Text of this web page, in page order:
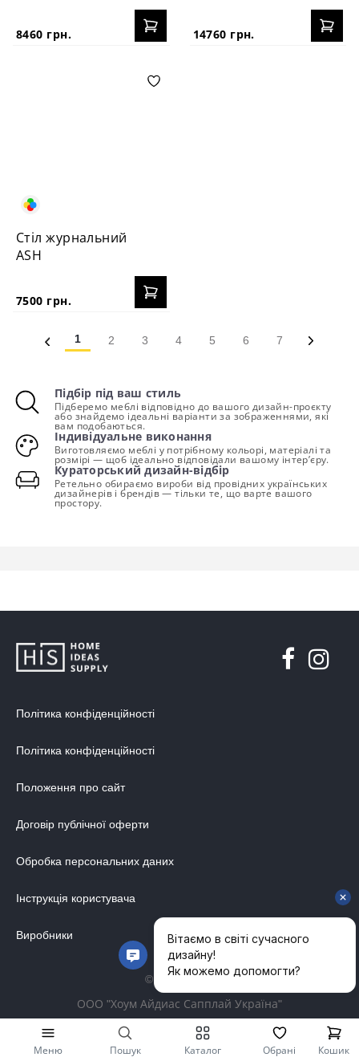
8460 грн. 14760 грн.
Стіл журнальний
ASH
7500 грн.
1 2 3 4 5 6 7
Підбір під ваш стиль
Підберемо меблі відповідно до вашого дизайн-проєкту
або знайдемо ідеальні варіанти за зображеннями, які
вам подобаються.
Індивідуальне виконання
Виготовляємо меблі у потрібному кольорі, матеріалі та
розмірі — щоб ідеально відповідали вашому інтер’єру.
Кураторський дизайн-відбір
Ретельно обираємо вироби від провідних українських
дизайнерів і брендів — тільки те, що варте вашого
простору.
Політика конфіденційності
Політика конфіденційності
Положення про сайт
Договір публічної оферти
Обробка персональних даних
Інструкція користувача
Виробники
© 2014-2026
ООО "Хоум Айдиас Сапплай Україна"
Меню Пошук Каталог Обрані Кошик